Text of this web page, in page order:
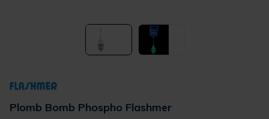
Plomb Bomb Phospho Flashmer